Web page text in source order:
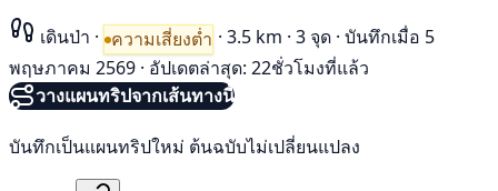
เดินป่า · ความเสี่ยงต่ำ · 3.5 km · 3 จุด · บันทึกเมื่อ 5
พฤษภาคม 2569 · อัปเดตล่าสุด: 22ชั่วโมงที่แล้ว
วางแผนทริปจากเส้นทางนี้
บันทึกเป็นแผนทริปใหม่ ต้นฉบับไม่เปลี่ยนแปลง